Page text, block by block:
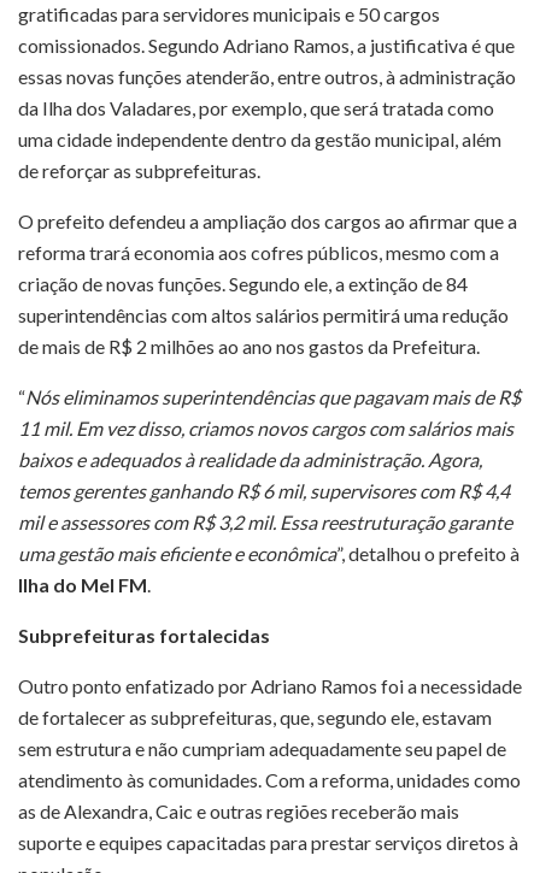
gratificadas para servidores municipais e 50 cargos
comissionados. Segundo Adriano Ramos, a justificativa é que
essas novas funções atenderão, entre outros, à administração
da Ilha dos Valadares, por exemplo, que será tratada como
uma cidade independente dentro da gestão municipal, além
de reforçar as subprefeituras.
O prefeito defendeu a ampliação dos cargos ao afirmar que a
reforma trará economia aos cofres públicos, mesmo com a
criação de novas funções. Segundo ele, a extinção de 84
superintendências com altos salários permitirá uma redução
de mais de R$ 2 milhões ao ano nos gastos da Prefeitura.
“Nós eliminamos superintendências que pagavam mais de R$
11 mil. Em vez disso, criamos novos cargos com salários mais
baixos e adequados à realidade da administração. Agora,
temos gerentes ganhando R$ 6 mil, supervisores com R$ 4,4
mil e assessores com R$ 3,2 mil. Essa reestruturação garante
uma gestão mais eficiente e econômica”, detalhou o prefeito à
Ilha do Mel FM
Subprefeituras fortalecidas
Outro ponto enfatizado por Adriano Ramos foi a necessidade
de fortalecer as subprefeituras, que, segundo ele, estavam
sem estrutura e não cumpriam adequadamente seu papel de
atendimento às comunidades. Com a reforma, unidades como
as de Alexandra, Caic e outras regiões receberão mais
suporte e equipes capacitadas para prestar serviços diretos à